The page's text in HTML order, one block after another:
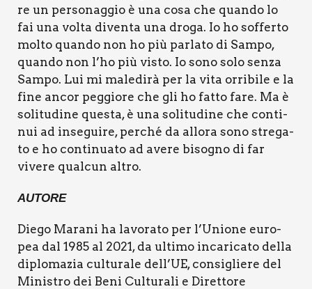
re un per­so­nag­gio è una cosa che quan­do lo
fai una vol­ta diven­ta una dro­ga. Io ho sof­fer­to
mol­to quan­do non ho più par­la­to di Sam­po,
quan­do non l’ho più visto. Io sono solo sen­za
Sam­po. Lui mi male­di­rà per la vita orri­bi­le e la
fine ancor peg­gio­re che gli ho fat­to fare. Ma è
soli­tu­di­ne que­sta, è una soli­tu­di­ne che con­ti­
nui ad inse­gui­re, per­ché da allo­ra sono stre­ga­
to e ho con­ti­nua­to ad ave­re biso­gno di far
vive­re qual­cun altro.
AUTO­RE
Die­go Mara­ni ha lavo­ra­to per l’Unione euro­
pea dal 1985 al 2021, da ulti­mo inca­ri­ca­to del­la
diplo­ma­zia cul­tu­ra­le dell’UE, con­si­glie­re del
Mini­stro dei Beni Cul­tu­ra­li e Diret­to­re